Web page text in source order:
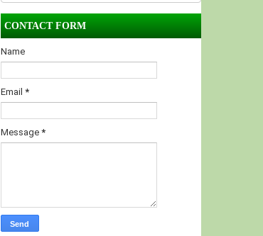
CONTACT FORM
Name
Email *
Message *